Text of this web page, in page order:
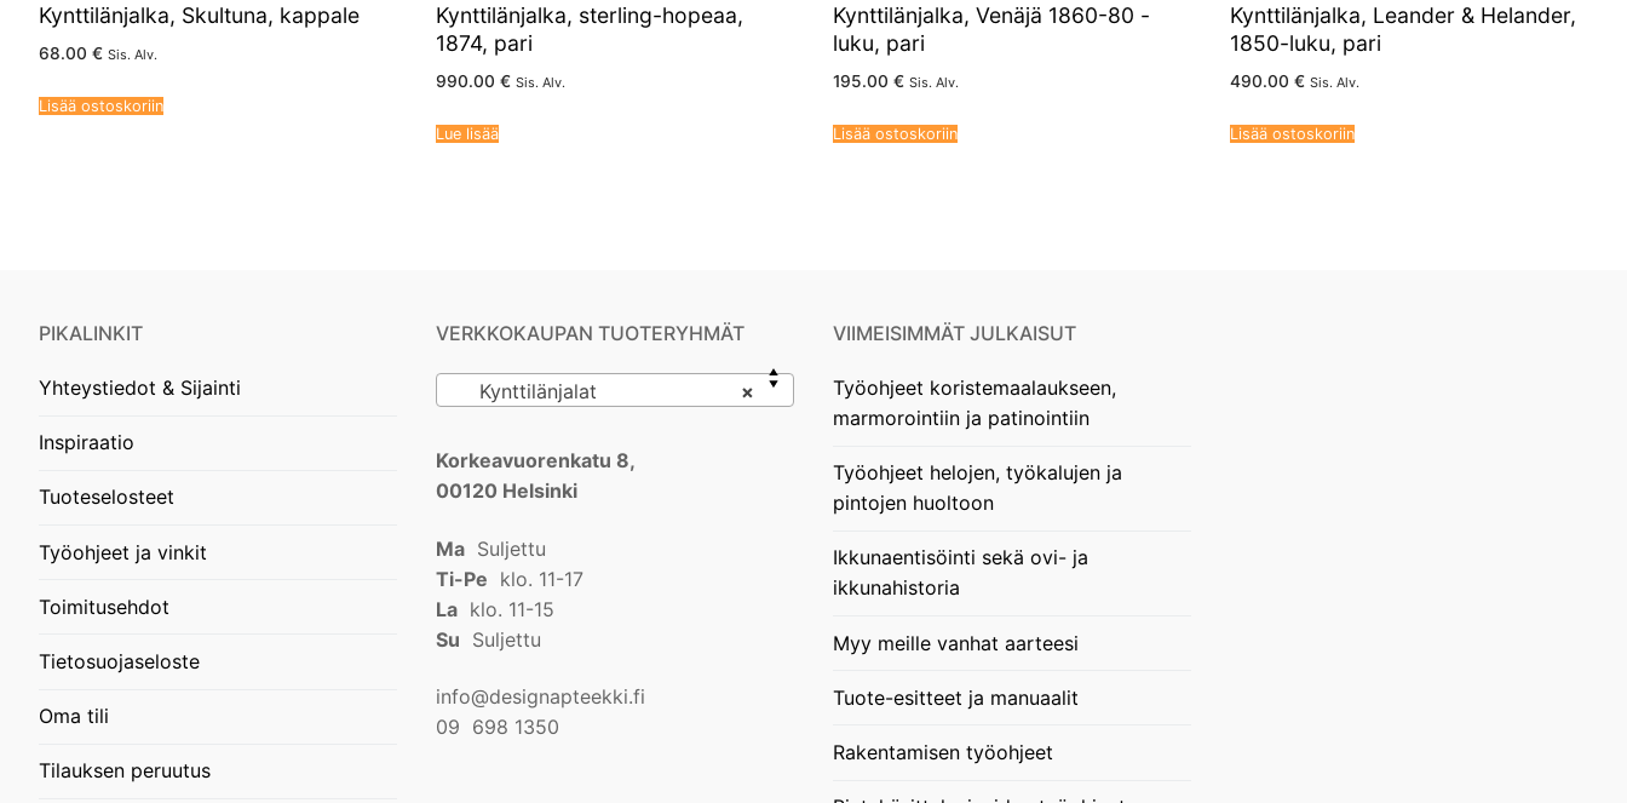
Kynttilänjalka, Skultuna, kappale
68.00 € Sis. Alv.
Lisää ostoskoriin
Kynttilänjalka, sterling-hopeaa,
1874, pari
990.00 € Sis. Alv.
Lue lisää
Kynttilänjalka, Venäjä 1860-80 -
luku, pari
195.00 € Sis. Alv.
Lisää ostoskoriin
Kynttilänjalka, Leander & Helander,
1850-luku, pari
490.00 € Sis. Alv.
Lisää ostoskoriin
PIKALINKIT
Yhteystiedot & Sijainti
Inspiraatio
Tuoteselosteet
Työohjeet ja vinkit
Toimitusehdot
Tietosuojaseloste
Oma tili
Tilauksen peruutus
VERKKOKAUPAN TUOTERYHMÄT
×
Kynttilänjalat
Korkeavuorenkatu 8,
00120 Helsinki
Ma Suljettu
Ti-Pe klo. 11-17
La klo. 11-15
Su Suljettu
info@designapteekki.fi
09 698 1350
VIIMEISIMMÄT JULKAISUT
Työohjeet koristemaalaukseen,
marmorointiin ja patinointiin
Työohjeet helojen, työkalujen ja
pintojen huoltoon
Ikkunaentisöinti sekä ovi- ja
ikkunahistoria
Myy meille vanhat aarteesi
Tuote-esitteet ja manuaalit
Rakentamisen työohjeet